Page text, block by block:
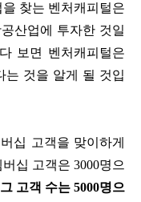
찾는 벤처캐피털은
산업에 투자한 것일
보면 벤처캐피털은
는 것을 알게 될 것입
십 고객을 맞이하게
십 고객은 3000명으
고객 수는 5000명으